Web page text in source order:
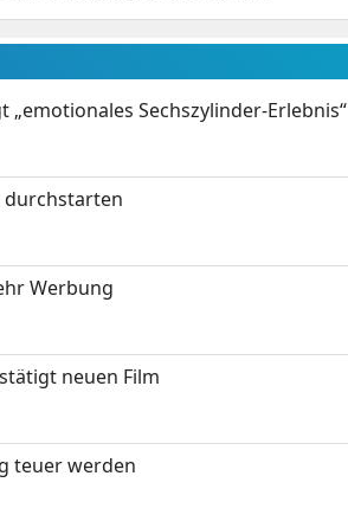
Sechszylinder-Erlebnis“
durchstarten
Werbung
neuen Film
teuer werden